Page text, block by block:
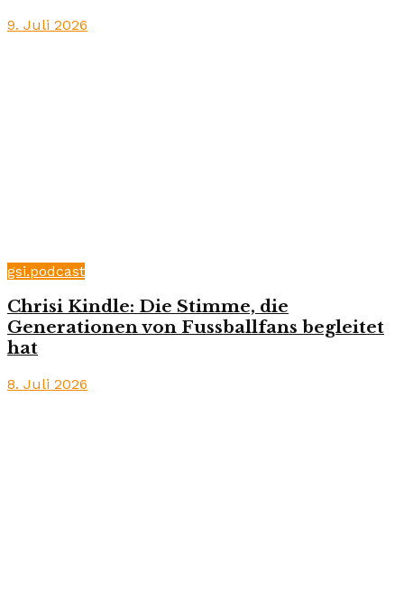
9. Juli 2026
gsi.podcast
Chrisi Kindle: Die Stimme, die
Generationen von Fussballfans begleitet
hat
8. Juli 2026